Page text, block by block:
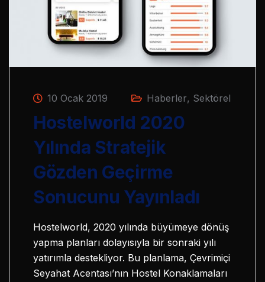
10 Ocak 2019 Haberler, Sektörel
Hostelworld 2020
Yılında Stratejik
Gözden Geçirme
Sonucunu Yayınladı
Hostelworld, 2020 yılında büyümeye dönüş
yapma planları dolayısıyla bir sonraki yılı
yatırımla destekliyor. Bu planlama, Çevrimiçi
Seyahat Acentası’nın Hostel Konaklamaları